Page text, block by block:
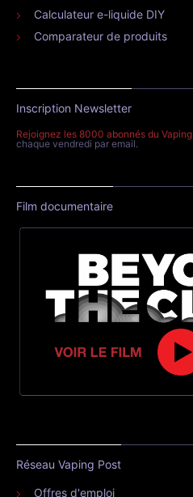
Calculateur e-liquide DIY
Comparateur de produits
Inscription Newsletter
Rejoignez les 8000 abonnés du
chaque vendredi par email.
Film documentaire
Réseau Vaping Post
Offres d'emploi